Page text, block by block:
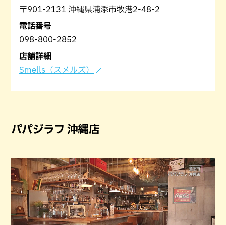
〒901-2131 沖縄県浦添市牧港2-48-2
電話番号
098-800-2852
店舗詳細
Smells（スメルズ）
パパジラフ 沖縄店